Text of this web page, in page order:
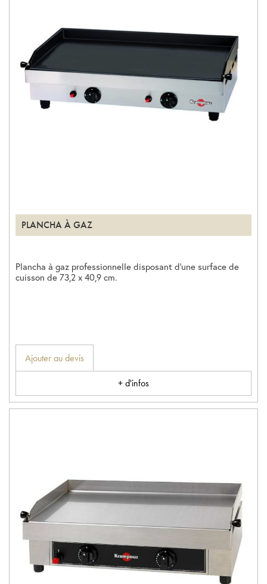
PLANCHA À GAZ
Plancha à gaz professionnelle disposant d’une surface de
cuisson de 73,2 x 40,9 cm.
Ajouter au devis
+ d'infos